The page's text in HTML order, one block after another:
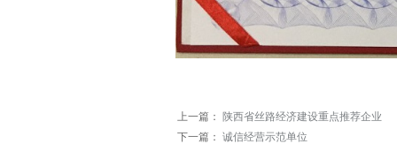
上一篇：
陕西省丝路经济建设重点推荐企业
下一篇： 诚信经营示范单位